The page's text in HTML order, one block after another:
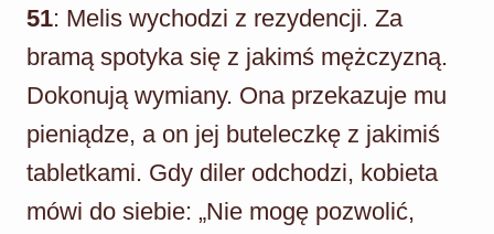
51: Melis wychodzi z rezydencji. Za
bramą spotyka się z jakimś mężczyzną.
Dokonują wymiany. Ona przekazuje mu
pieniądze, a on jej buteleczkę z jakimiś
tabletkami. Gdy diler odchodzi, kobieta
mówi do siebie: „Nie mogę pozwolić,